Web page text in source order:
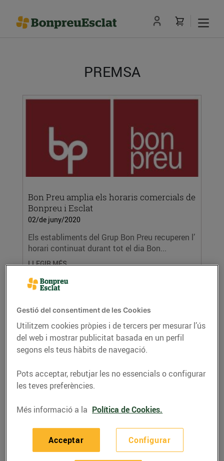
PREMSA
Bon Preu amplia els horaris comercials de
Bonpreu i Esclat
02/de juny/2020
Els establiments del Grup Bon Preu recuperen l’
horari continuat durant tot el dia Bon...
LLEGIR MÉS
Bon Preu reparteix més de 13 milions
treballadors/es
Aquest ingrés és fruit del compliment
d’objectius del 2019. En aquest any, també...
Gestió del consentiment de les Cookies
Utilitzem cookies pròpies i de tercers per mesurar l’ús
del web i mostrar publicitat basada en un perfil
segons els teus hàbits de navegació.
Pots acceptar, rebutjar les no essencials o configurar
les teves preferències.
Més informació a la Política de Cookies.
Configurar
Acceptar